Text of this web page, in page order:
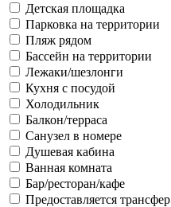
Детская площадка
Парковка на территории
Пляж рядом
Бассейн на территории
Лежаки/шезлонги
Кухня с посудой
Холодильник
Балкон/терраса
Санузел в номере
Душевая кабина
Ванная комната
Бар/ресторан/кафе
Предоставляется трансфер